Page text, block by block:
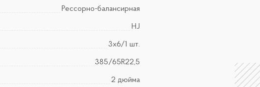
Рессорно-балансирная
HJ
3х6/1 шт.
385/65R22,5
2 дюйма